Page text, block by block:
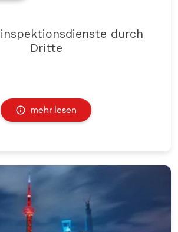
durch
Dritte
mehr lesen